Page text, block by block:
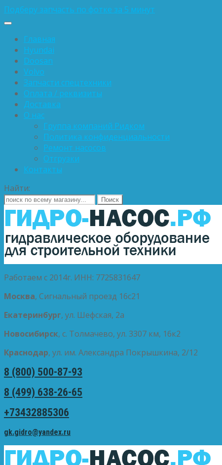
Подберу запчасть по фотке за 5 минут
Главная
Hyundai
Doosan
Volvo
Запчасти спецтехники
Оплата / реквизиты
Доставка
О нас
Группа компаний Ридком
Политика конфиденциальности
Ремонт насосов
Отгрузки
Контакты
Найти:
Работаем с 2014г. ИНН: 7725831647
Москва, Сигнальный проезд 16с21
Екатеринбург, ул. Шефская, 2а
Новосибирск, с. Толмачево, ул. 3307 км, 16к2
Краснодар, ул. им. Александра Покрышкина, 2/12
8 (800) 500-87-93
8 (499) 638-26-65
+73432885306
gk.gidro@yandex.ru